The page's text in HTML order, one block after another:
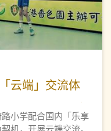
云端」交流体
小学配合国内「乐享
机，开展云端交流。